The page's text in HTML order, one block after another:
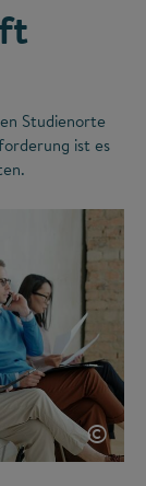
Studienorte
ist es
©